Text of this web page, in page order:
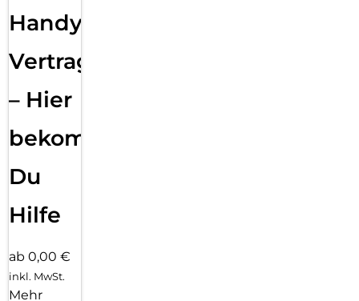
Handy
Vertragsabwicklung
– Hier
bekommst
Du
Hilfe
ab 0,00 €
inkl. MwSt.
Mehr